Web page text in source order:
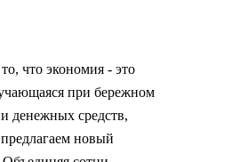
что экономия - это
при бережном
денежных средств,
новый